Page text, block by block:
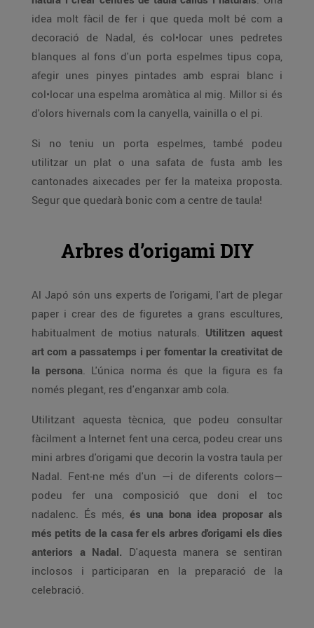
idea molt fàcil de fer i que queda molt bé com a
decoració de Nadal, és col•locar unes pedretes
blanques al fons d'un porta espelmes tipus copa,
afegir unes pinyes pintades amb esprai blanc i
col•locar una espelma aromàtica al mig. Millor si és
d'olors hivernals com la canyella, vainilla o el pi.
Si no teniu un porta espelmes, també podeu
utilitzar un plat o una safata de fusta amb les
cantonades aixecades per fer la mateixa proposta.
Segur que quedarà bonic com a centre de taula!
Arbres d’origami DIY
Al Japó són uns experts de l'origami, l'art de plegar
paper i crear des de figuretes a grans escultures,
habitualment de motius naturals. Utilitzen aquest
art com a passatemps i per fomentar la creativitat de
la persona. L'única norma és que la figura es fa
només plegant, res d'enganxar amb cola.
Utilitzant aquesta tècnica, que podeu consultar
fàcilment a Internet fent una cerca, podeu crear uns
mini arbres d'origami que decorin la vostra taula per
Nadal. Fent-ne més d'un —i de diferents colors—
podeu fer una composició que doni el toc
nadalenc. És més, és una bona idea proposar als
més petits de la casa fer els arbres d'origami els dies
anteriors a Nadal. D'aquesta manera se sentiran
inclosos i participaran en la preparació de la
celebració.